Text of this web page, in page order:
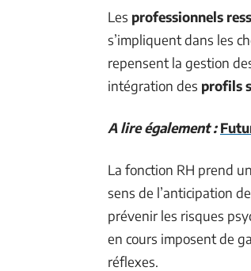
Les professionnels
s’impliquent dans les
repensent la gestion
intégration des profils
A lire également :
La fonction RH prend
sens de l’anticipation
prévenir les risques
en cours imposent de
réflexes.